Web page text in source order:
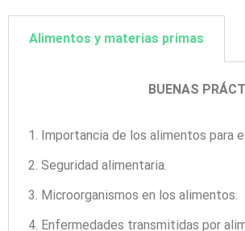
Alimentos y materias primas
BUENAS
Importancia de los alimentos para
Seguridad alimentaria.
Microorganismos en los alimentos.
Enfermedades transmitidas por